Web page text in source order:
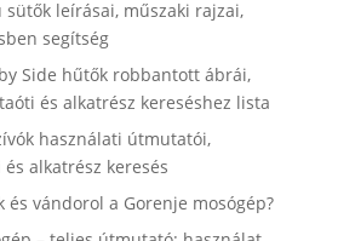
leírásai, műszaki rajzai,
segítség
Side hűtők robbantott ábrái,
és alkatrész kereséshez lista
használati útmutatói,
alkatrész keresés
vándorol a Gorenje mosógép?